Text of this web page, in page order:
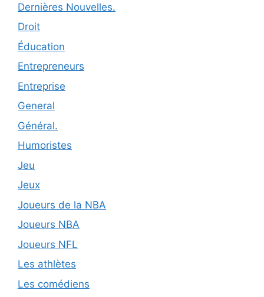
Dernières Nouvelles.
Droit
Éducation
Entrepreneurs
Entreprise
General
Général.
Humoristes
Jeu
Jeux
Joueurs de la NBA
Joueurs NBA
Joueurs NFL
Les athlètes
Les comédiens